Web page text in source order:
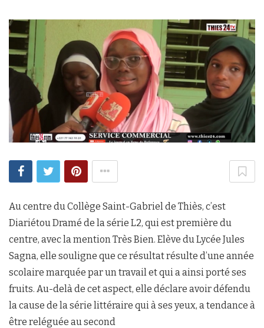
Au centre du Collège Saint-Gabriel de Thiès, c’est
Diariétou Dramé de la série L2, qui est première du
centre, avec la mention Très Bien. Elève du Lycée Jules
Sagna, elle souligne que ce résultat résulte d’une année
scolaire marquée par un travail et qui a ainsi porté ses
fruits. Au-delà de cet aspect, elle déclare avoir défendu
la cause de la série littéraire qui à ses yeux, a tendance à
être reléguée au second